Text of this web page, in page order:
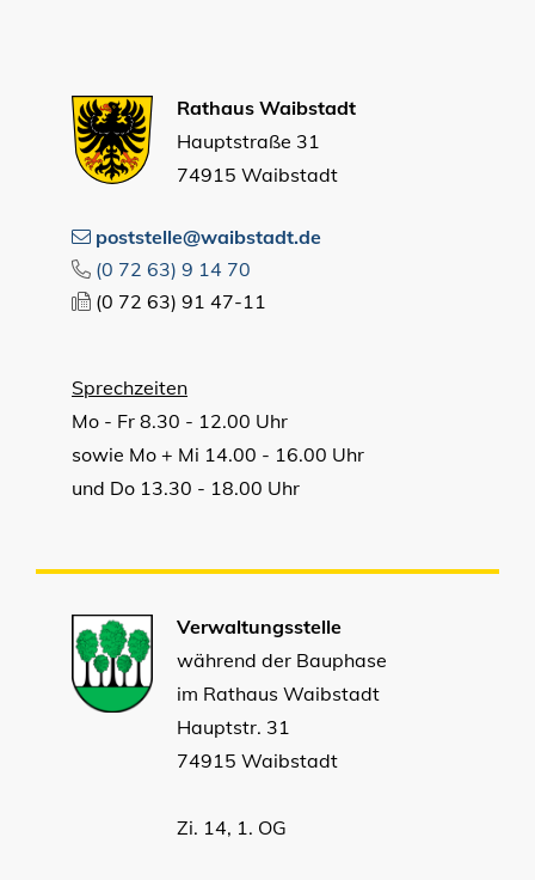
Rathaus Waibstadt
Hauptstraße 31
74915 Waibstadt
poststelle@waibstadt.de
(0 72 63) 9 14 70
(0 72 63) 91 47-11
Sprechzeiten
Mo - Fr 8.30 - 12.00 Uhr
sowie Mo + Mi 14.00 - 16.00 Uhr
und Do 13.30 - 18.00 Uhr
Verwaltungsstelle
während der Bauphase
im Rathaus Waibstadt
Hauptstr. 31
74915 Waibstadt
Zi. 14, 1. OG